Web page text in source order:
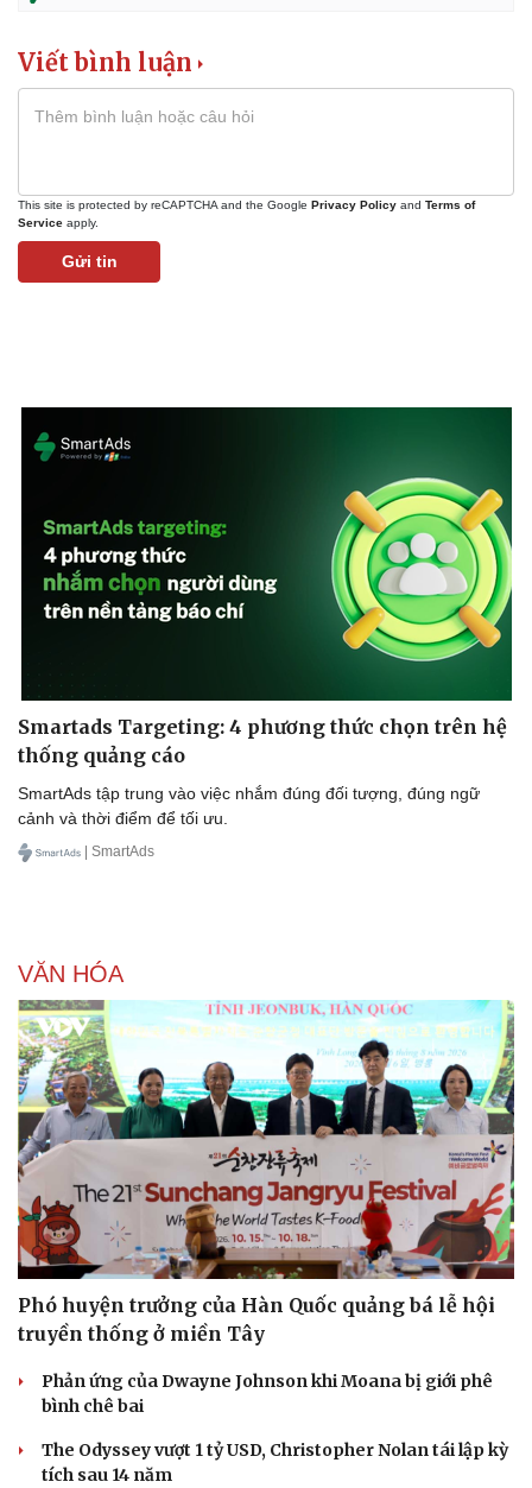
Pháp luật
Vụ án
Tin nóng
Tư vấn luật
Quân sự - Quốc phòng
Vũ khí
Phân tích
Viết bình luận
This site is protected by reCAPTCHA and the Google Privacy Policy and Terms of
Service apply.
Gửi tin
Smartads Targeting: 4 phương thức chọn trên hệ
thống quảng cáo
SmartAds tập trung vào việc nhắm đúng đối tượng, đúng ngữ
cảnh và thời điểm để tối ưu.
| SmartAds
VĂN HÓA
Phó huyện trưởng của Hàn Quốc quảng bá lễ hội
truyền thống ở miền Tây
Phản ứng của Dwayne Johnson khi Moana bị giới phê
bình chê bai
The Odyssey vượt 1 tỷ USD, Christopher Nolan tái lập kỳ
tích sau 14 năm